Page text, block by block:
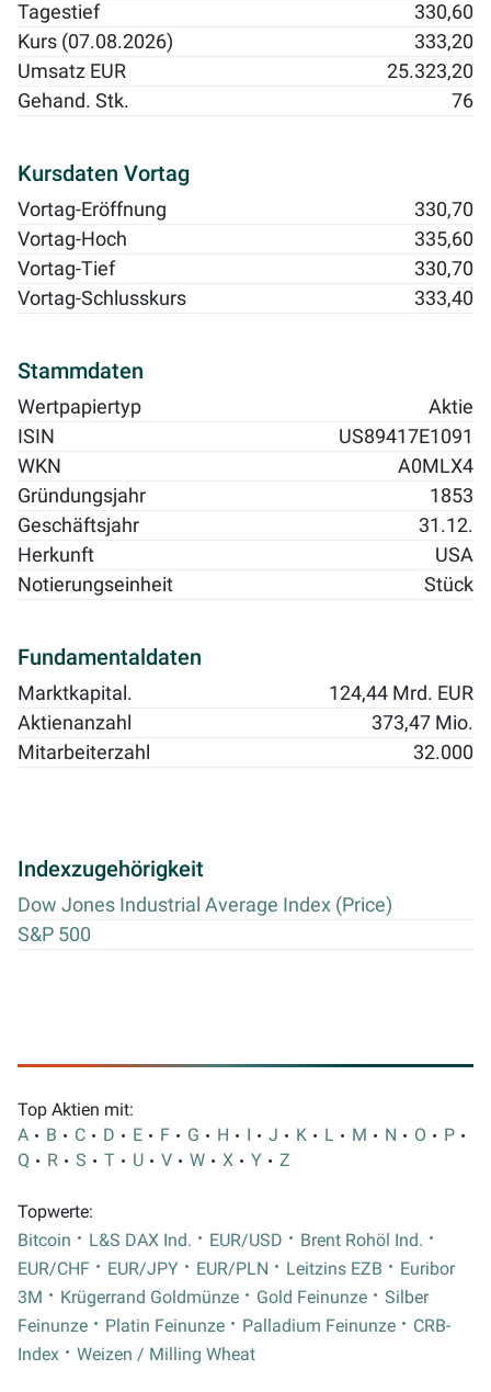
Tagestief
330,60
Kurs (07.08.2026)
333,20
Umsatz EUR
25.323,20
Gehand. Stk.
76
Kursdaten Vortag
Vortag-Eröffnung
330,70
Vortag-Hoch
335,60
Vortag-Tief
330,70
Vortag-Schlusskurs
333,40
Stammdaten
Wertpapiertyp
Aktie
ISIN
US89417E1091
WKN
A0MLX4
Gründungsjahr
1853
Geschäftsjahr
31.12.
Herkunft
USA
Notierungseinheit
Stück
Fundamentaldaten
Marktkapital.
124,44 Mrd. EUR
Aktienanzahl
373,47 Mio.
Mitarbeiterzahl
32.000
Indexzugehörigkeit
Dow Jones Industrial Average Index (Price)
S&P 500
Top Aktien mit:
A
B C D E F G H I J K L M N O
P
Q
R S T U V W X Y Z
Topwerte:
Bitcoin
L&S DAX Ind. EUR/USD
Brent Rohöl Ind.
EUR/CHF
EUR/JPY EUR/PLN Leitzins EZB
Euribor
3M
Krügerrand Goldmünze Gold Feinunze
Silber
Feinunze
Platin Feinunze Palladium Feinunze
CRB-
Index
Weizen / Milling Wheat